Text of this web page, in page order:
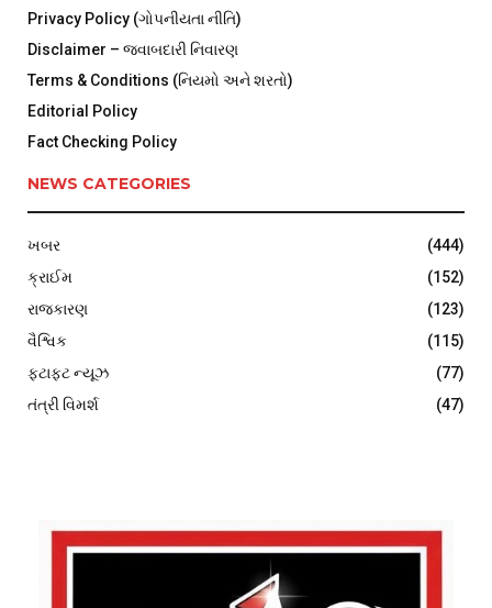
Privacy Policy (ગોપનીયતા નીતિ)
Disclaimer – જવાબદારી નિવારણ
Terms & Conditions (નિયમો અને શરતો)
Editorial Policy
Fact Checking Policy
NEWS CATEGORIES
ખબર
(444)
ક્રાઈમ
(152)
રાજકારણ
(123)
વૈશ્વિક
(115)
ફટાફટ ન્યૂઝ
(77)
તંત્રી વિમર્શ
(47)